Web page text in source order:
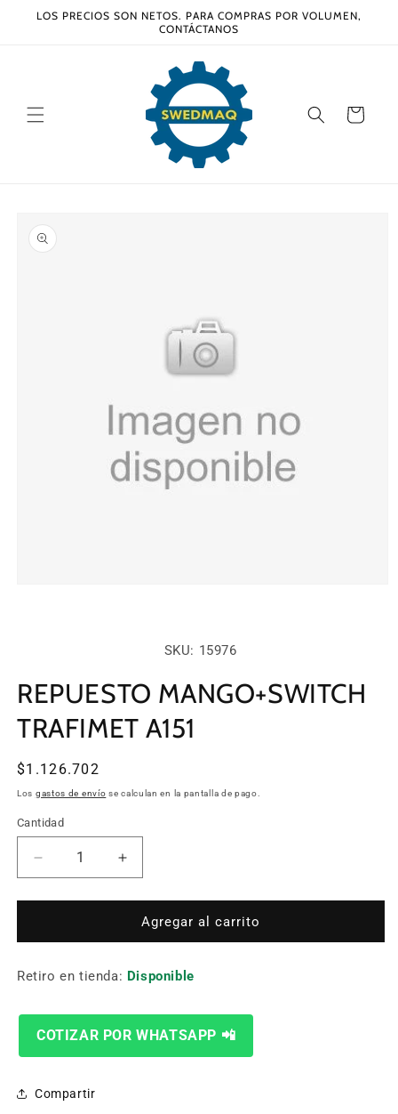
directamente
LOS PRECIOS SON NETOS. PARA COMPRAS POR VOLUMEN,
CONTÁCTANOS
Carrito
a la
información
modal
SKU: 15976
REPUESTO MANGO+SWITCH
TRAFIMET A151
Precio
habitual
$1.126.702
Los gastos de envío se calculan en la pantalla de pago.
Cantidad
Cantidad
Reducir
cantidad
para
MANGO+SWITCH
A151
Aumentar
cantidad
para
REPUESTO
MANGO+SWITCH
A151
Agregar al carrito
Retiro en tienda: Disponible
COTIZAR POR WHATSAPP 📲
Compartir